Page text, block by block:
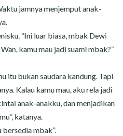
jamnya menjemput anak-
“Ini luar biasa, mbak Dewi
kamu mau jadi suami mbak?”
itu bukan saudara kandung. Tapi
Kalau kamu mau, aku rela jadi
anak-anakku, dan menjadikan
katanya.
bersedia mbak”.